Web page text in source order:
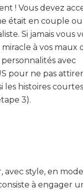
! Vous devez
était en couple ou
Si jamais vous
à vos maux
avec
pour ne pas
histoires
3).
avec style, en mode
à engager